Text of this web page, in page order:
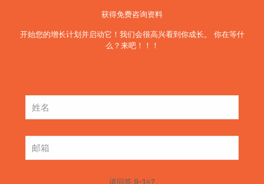
获得免费咨询资料
开始您的增长计划并启动它！我们会很高兴看到你成长。 你在等什
么？来吧！！！
请回答 9-1=?